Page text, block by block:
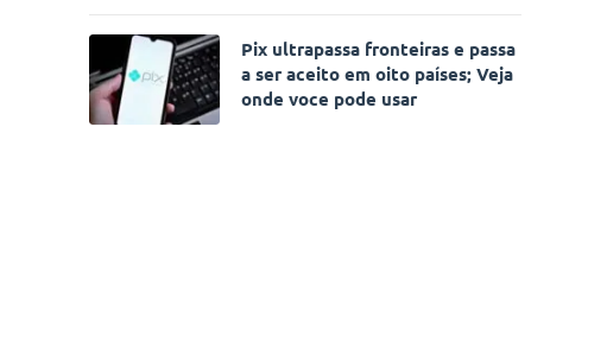
Pix ultrapassa fronteiras e passa
a ser aceito em oito países; Veja
onde voce pode usar